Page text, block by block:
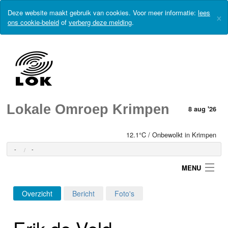
Deze website maakt gebruik van cookies. Voor meer informatie: lees
ons cookie-beleid of verberg deze melding. ×
Lokale Omroep Krimpen 8 aug '26
12.1°C / Onbewolkt in Krimpen
- -
MENU
Login
Overzicht Bericht Foto's